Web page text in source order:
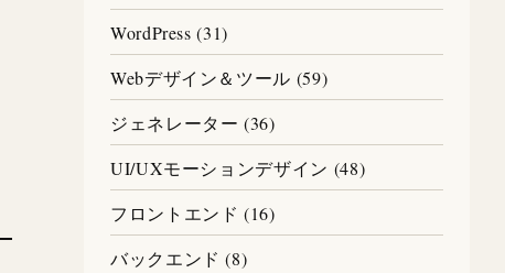
WordPress (31)
Webデザイン＆ツール (59)
ジェネレーター (36)
UI/UXモーションデザイン (48)
フロントエンド (16)
バックエンド (8)